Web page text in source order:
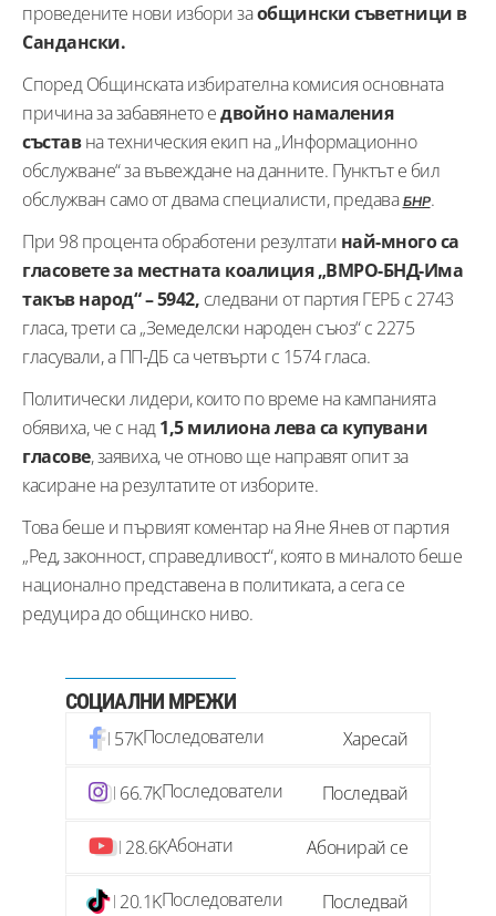
проведените нови избори заобщински съветници в
Сандански.
Според Общинската избирателна комисия основната
причина за забавянето едвойно намаления
съставна техническия екип на „Информационно
обслужване“ за въвеждане на данните. Пунктът е бил
обслужван само от двама специалисти, предаваБНР.
При 98 процента обработени резултати най-много са
гласовете за местната коалиция „ВМРО-БНД-Има
такъв народ“ – 5942, следвани от партия ГЕРБ с 2743
гласа, трети са „Земеделски народен съюз“ с 2275
гласували, а ПП-ДБ са четвърти с 1574 гласа.
Политически лидери, които по време на кампанията
обявиха, че с над1,5 милиона лева са купувани
гласове, заявиха, че отново ще направят опит за
касиране на резултатите от изборите.
Това беше и първият коментар на Яне Янев от партия
„Ред, законност, справедливост“, която в миналото беше
национално представена в политиката, а сега се
редуцира до общинско ниво.
СОЦИАЛНИ МРЕЖИ
57KПоследователи Харесай
66.7KПоследователи Последвай
28.6KАбонати Абонирай се
20.1KПоследователи Последвай